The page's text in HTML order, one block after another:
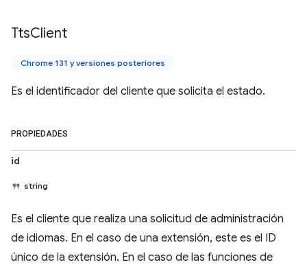
TtsClient
Chrome 131 y versiones posteriores
Es el identificador del cliente que solicita el estado.
PROPIEDADES
id
string
Es el cliente que realiza una solicitud de administración
de idiomas. En el caso de una extensión, este es el ID
único de la extensión. En el caso de las funciones de